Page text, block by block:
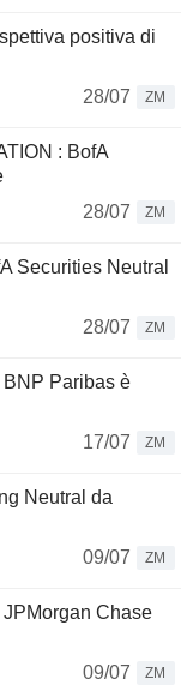
positiva di
28/07
ZM
: BofA
28/07
ZM
Securities Neutral
28/07
ZM
Paribas è
17/07
ZM
Neutral da
09/07
ZM
Chase
09/07
ZM